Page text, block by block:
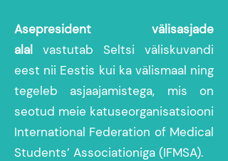
Asepresident välisasjade
alal vastutab Seltsi väliskuvandi
eest nii Eestis kui ka välismaal ning
tegeleb asjaajamistega, mis on
seotud meie katuseorganisatsiooni
International Federation of Medical
Students’ Associationiga (IFMSA).